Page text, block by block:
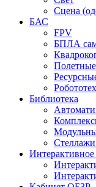
Сцена
БАС
FPV
БПЛА
Библиотека